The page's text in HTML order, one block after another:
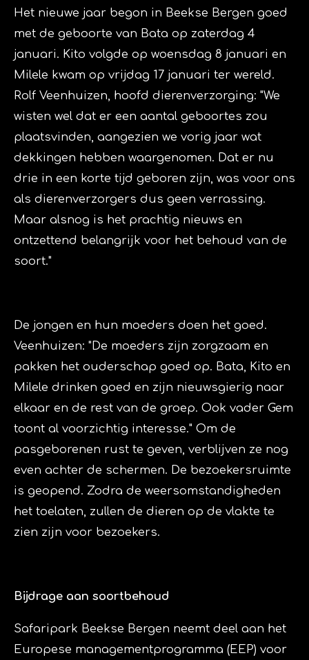
Het nieuwe jaar begon in Beekse Bergen goed
met de geboorte van Bata op zaterdag 4
januari. Kito volgde op woensdag 8 januari en
Milele kwam op vrijdag 17 januari ter wereld.
Rolf Veenhuizen, hoofd dierenverzorging: "We
wisten wel dat er een aantal geboortes zou
plaatsvinden, aangezien we vorig jaar wat
dekkingen hebben waargenomen. Dat er nu
drie in een korte tijd geboren zijn, was voor ons
als dierenverzorgers dus geen verrassing.
Maar alsnog is het prachtig nieuws en
ontzettend belangrijk voor het behoud van de
soort."
De jongen en hun moeders doen het goed.
Veenhuizen: "De moeders zijn zorgzaam en
pakken het ouderschap goed op. Bata, Kito en
Milele drinken goed en zijn nieuwsgierig naar
elkaar en de rest van de groep. Ook vader Gem
toont al voorzichtig interesse." Om de
pasgeborenen rust te geven, verblijven ze nog
even achter de schermen. De bezoekersruimte
is geopend. Zodra de weersomstandigheden
het toelaten, zullen de dieren op de vlakte te
zien zijn voor bezoekers.
Bijdrage aan soortbehoud
Safaripark Beekse Bergen neemt deel aan het
Europese managementprogramma (EEP) voor